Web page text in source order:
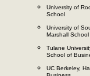
University of
School
University of
Marshall
Tulane
School of
UC Berkeley,